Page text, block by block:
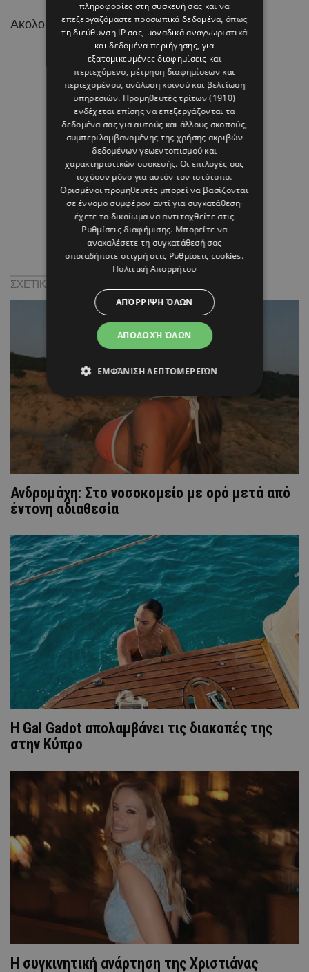
Ακολουθήστε το HELLO σε και !
ΣΧΕΤΙΚΑ:
Ανδρομάχη: Στο νοσοκομείο με ορό μετά από
έντονη αδιαθεσία
Η Gal Gadot απολαμβάνει τις διακοπές της
στην Κύπρο
H συγκινητική ανάρτηση της Χριστιάνας
πληροφορίες στη συσκευή σας και να
επεξεργαζόμαστε προσωπικά δεδομένα, όπως
τη διεύθυνση IP σας, μοναδικά αναγνωριστικά
και δεδομένα περιήγησης, για
εξατομικευμένες διαφημίσεις και
περιεχόμενο, μέτρηση διαφημίσεων και
περιεχομένου, ανάλυση κοινού και βελτίωση
υπηρεσιών. Προμηθευτές τρίτων (1910)
ενδέχεται επίσης να επεξεργάζονται τα
δεδομένα σας για αυτούς και άλλους σκοπούς,
συμπεριλαμβανομένης της χρήσης ακριβών
δεδομένων γεωεντοπισμού και
χαρακτηριστικών συσκευής. Οι επιλογές σας
ισχύουν μόνο για αυτόν τον ιστότοπο.
Ορισμένοι προμηθευτές μπορεί να βασίζονται
σε έννομο συμφέρον αντί για συγκατάθεση·
έχετε το δικαίωμα να αντιταχθείτε στις
Ρυθμίσεις διαφήμισης. Μπορείτε να
ανακαλέσετε τη συγκατάθεσή σας
οποιαδήποτε στιγμή στις Ρυθμίσεις cookies.
Πολιτική Απορρήτου
ΑΠΟΔΟΧΉ ΌΛΩΝ
ΑΠΌΡΡΙΨΗ ΌΛΩΝ
ΕΜΦΆΝΙΣΗ ΛΕΠΤΟΜΕΡΕΙΏΝ